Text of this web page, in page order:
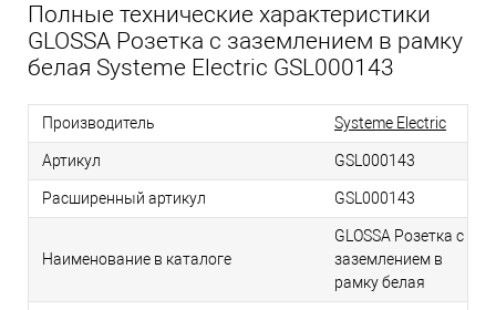
Полные технические характеристики
GLOSSA Розетка с заземлением в рамку
белая Systeme Electric GSL000143
Производитель Systeme Electric
Артикул GSL000143
Расширенный артикул GSL000143
Наименование в каталоге
GLOSSA Розетка с
заземлением в
рамку белая